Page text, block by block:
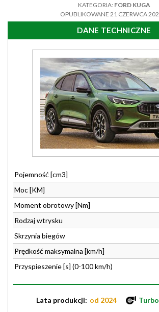
KATEGORIA: FORD KUGA
OPUBLIKOWANE 21 CZERWCA
DANE TECHNICZNE
Pojemność [cm3]
Moc [KM]
Moment obrotowy [Nm]
Rodzaj wtrysku
Skrzynia biegów
Prędkość maksymalna [km/h]
Przyspieszenie [s] (0-100 km/h)
Lata produkcji: od 2024